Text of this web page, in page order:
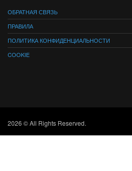
ОБРАТНАЯ СВЯЗЬ
ПРАВИЛА
ПОЛИТИКА КОНФИДЕНЦИАЛЬНОСТИ
COOKIE
2026 © All Rights Reserved.